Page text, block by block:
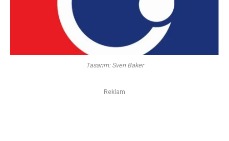
Tasarım: Sven Baker
Reklam